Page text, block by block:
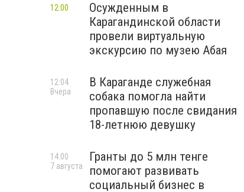
Осужденным в
Карагандинской области
провели виртуальную
экскурсию по музею Абая
12:00
В Караганде служебная
собака помогла найти
пропавшую после свидания
18-летнюю девушку
12:04
Вчера
Гранты до 5 млн тенге
помогают развивать
социальный бизнес в
14:00
7 августа